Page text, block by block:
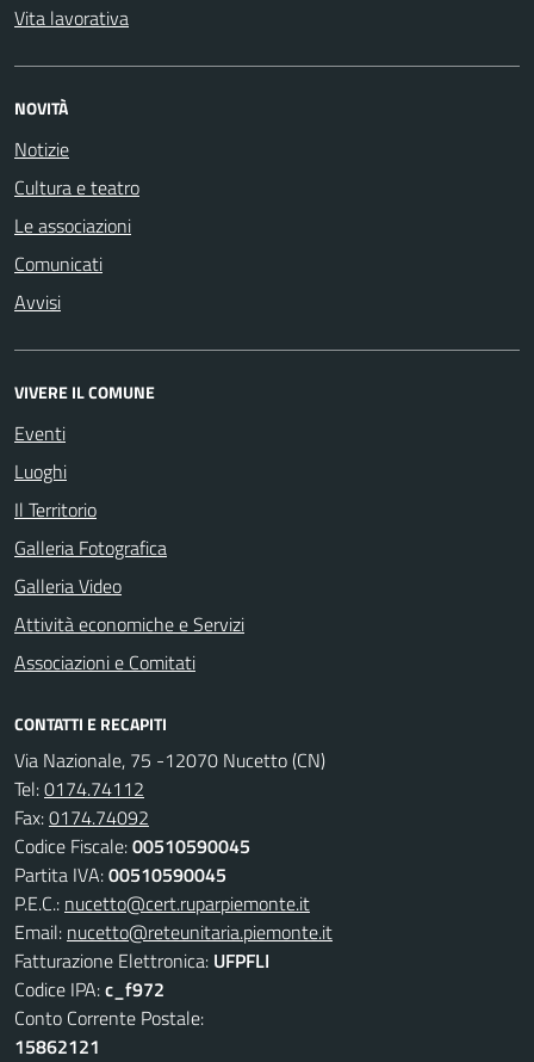
Vita lavorativa
NOVITÀ
Notizie
Cultura e teatro
Le associazioni
Comunicati
Avvisi
VIVERE IL COMUNE
Eventi
Luoghi
Il Territorio
Galleria Fotografica
Galleria Video
Attività economiche e Servizi
Associazioni e Comitati
CONTATTI E RECAPITI
Via Nazionale, 75 -12070 Nucetto (CN)
Tel:0174.74112
Fax:0174.74092
Codice Fiscale:00510590045
Partita IVA:00510590045
P.E.C.: nucetto@cert.ruparpiemonte.it
Email: nucetto@reteunitaria.piemonte.it
Fatturazione Elettronica: UFPFLI
Codice IPA:c_f972
Conto Corrente Postale:
15862121